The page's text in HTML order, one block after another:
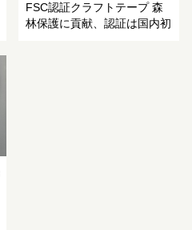
FSC認証クラフトテープ 森
林保護に貢献、認証は国内初